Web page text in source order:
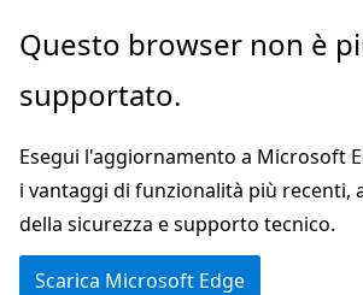
Ignora
passa
contenuto
principale
Passare
allo
spostamento
pagina
Questo browser non è
supportato.
Esegui l'aggiornamento a Microsoft
i vantaggi di funzionalità più recenti,
della sicurezza e supporto tecnico.
Scarica Microsoft Edge